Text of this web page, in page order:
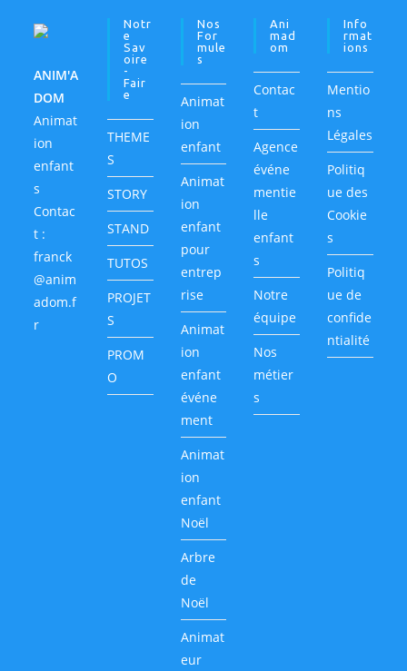
ANIM'A
DOM
Animat
ion
enfant
s
Contac
t :
franck
@anim
adom.f
r
Notr
E
Sav
Oire
-
Fair
E
THEME
S
STORY
STAND
TUTOS
PROJET
S
PROM
O
Nos
For
Mule
S
Animat
ion
enfant
Animat
ion
enfant
pour
entrep
rise
Animat
ion
enfant
événe
ment
Animat
ion
enfant
Noël
Arbre
de
Noël
Animat
eur
Ani
Mad
Om
Contac
t
Agence
événe
mentie
lle
enfant
s
Notre
équipe
Nos
métier
s
Info
Rmat
Ions
Mentio
ns
Légales
Politiq
ue des
Cookie
s
Politiq
ue de
confide
ntialité